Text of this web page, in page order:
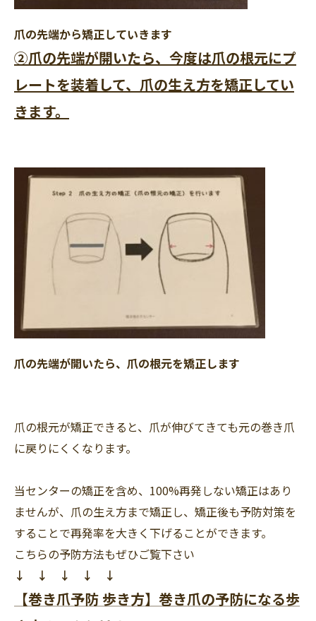
爪の先端から矯正していきます
②爪の先端が開いたら、今度は爪の根元にプ
レートを装着して、爪の生え方を矯正してい
きます。
爪の先端が開いたら、爪の根元を矯正します
爪の根元が矯正できると、爪が伸びてきても元の巻き爪
に戻りにくくなります。
当センターの矯正を含め、100%再発しない矯正はあり
ませんが、爪の生え方まで矯正し、矯正後も予防対策を
することで再発率を大きく下げることができます。
こちらの予防方法もぜひご覧下さい
↓ ↓ ↓ ↓ ↓
【巻き爪予防 歩き方】巻き爪の予防になる歩